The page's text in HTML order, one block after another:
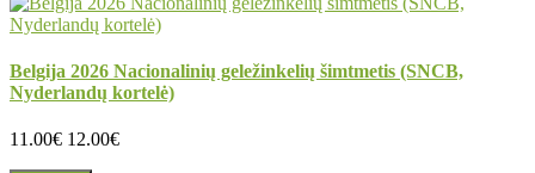
Belgija 2026 Nacionalinių geležinkelių šimtmetis (SNCB,
Nyderlandų kortelė)
11.00€ 12.00€